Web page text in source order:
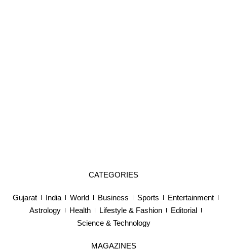
CATEGORIES
Gujarat India World Business Sports
Entertainment
Astrology
Health Lifestyle & Fashion
Editorial
Science & Technology
MAGAZINES